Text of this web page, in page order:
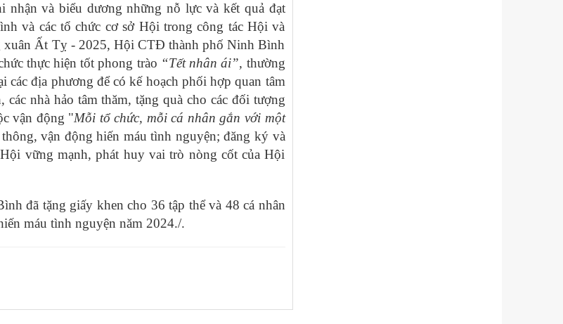
và biểu dương những nỗ lực và kết quả đạt
và các tổ chức cơ sở Hội trong công tác Hội và
Ất Tỵ - 2025, Hội CTĐ thành phố Ninh Bình
thực hiện tốt phong trào “Tết nhân ái”, thường
các địa phương để có kế hoạch phối hợp quan tâm
nhà hảo tâm thăm, tặng quà cho các đối tượng
vận động "Mỗi tổ chức, mỗi cá nhân gắn với một
vận động hiến máu tình nguyện; đăng ký và
vững mạnh, phát huy vai trò nòng cốt của Hội
đã tặng giấy khen cho 36 tập thể và 48 cá nhân
máu tình nguyện năm 2024./.